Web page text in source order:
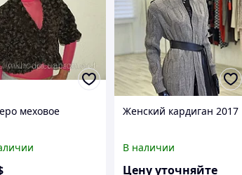
меховое Женский кардиган 2017
В наличии
Цену уточняйте